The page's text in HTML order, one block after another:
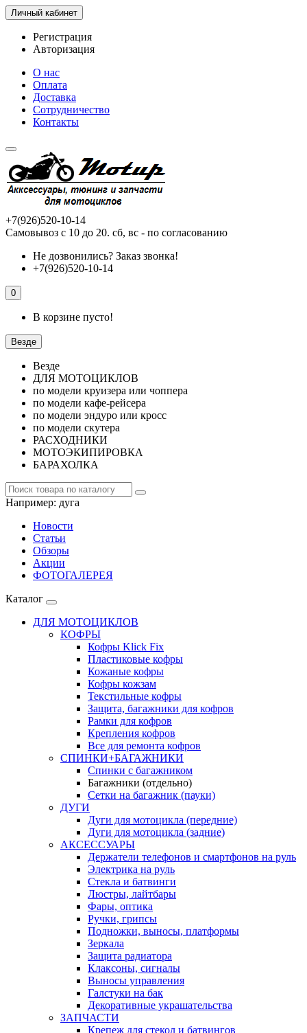
Личный кабинет
Регистрация
Авторизация
О нас
Оплата
Доставка
Сотрудничество
Контакты
+7(926)520-10-14
Самовывоз с 10 до 20. сб, вс - по согласованию
Не дозвонились? Заказ звонка!
+7(926)520-10-14
0
В корзине пусто!
Везде
Везде
ДЛЯ МОТОЦИКЛОВ
по модели круизера или чоппера
по модели кафе-рейсера
по модели эндуро или кросс
по модели скутера
РАСХОДНИКИ
МОТОЭКИПИРОВКА
БАРАХОЛКА
Например: дуга
Новости
Статьи
Обзоры
Акции
ФОТОГАЛЕРЕЯ
Каталог
ДЛЯ МОТОЦИКЛОВ
КОФРЫ
Кофры Klick Fix
Пластиковые кофры
Кожаные кофры
Кофры кожзам
Текстильные кофры
Защита, багажники для кофров
Рамки для кофров
Крепления кофров
Все для ремонта кофров
СПИНКИ+БАГАЖНИКИ
Спинки с багажником
Багажники (отдельно)
Сетки на багажник (пауки)
ДУГИ
Дуги для мотоцикла (передние)
Дуги для мотоцикла (задние)
АКСЕССУАРЫ
Держатели телефонов и смартфонов на руль
Электрика на руль
Стекла и батвинги
Люстры, лайтбары
Фары, оптика
Ручки, грипсы
Подножки, выносы, платформы
Зеркала
Защита радиатора
Клаксоны, сигналы
Выносы управления
Галстуки на бак
Декоративные украшательства
ЗАПЧАСТИ
Крепеж для стекол и батвингов